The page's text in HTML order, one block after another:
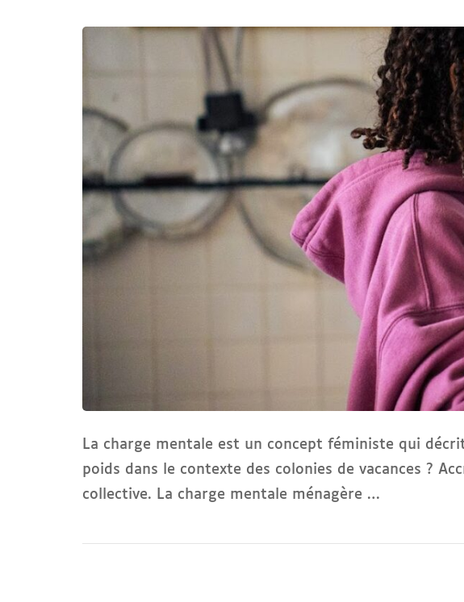
La charge mentale est un concept féministe qui
poids dans le contexte des colonies de vacances ?
collective. La charge mentale ménagère …